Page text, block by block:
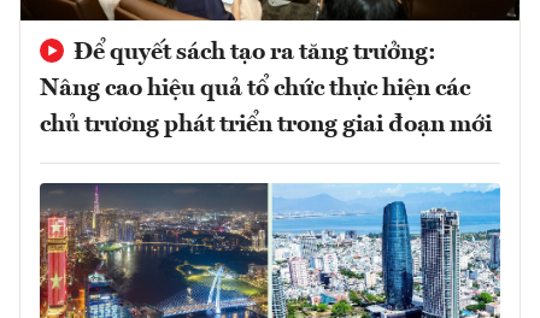
Để quyết sách tạo ra tăng trưởng:
Nâng cao hiệu quả tổ chức thực hiện các
chủ trương phát triển trong giai đoạn mới